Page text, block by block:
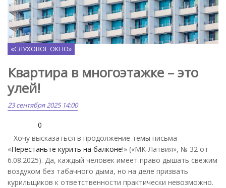
Pixabay.com
«СЛУХОВОЕ ОКНО»
Квартира в многоэтажке – это
улей!
23 сентября 2025 14:00
0
– Хочу высказаться в продолжение темы письма
«Перестаньте курить на балконе!» («МК-Латвия», № 32 от
6.08.2025). Да, каждый человек имеет право дышать свежим
воздухом без табачного дыма, но на деле призвать
курильщиков к ответственности практически невозможно.